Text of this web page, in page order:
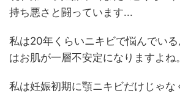
持ち悪さと闘っています...
私は20年くらいニキビで悩んでい
はお肌が一層不安定になりますよね。
私は妊娠初期に顎ニキビだけじゃな